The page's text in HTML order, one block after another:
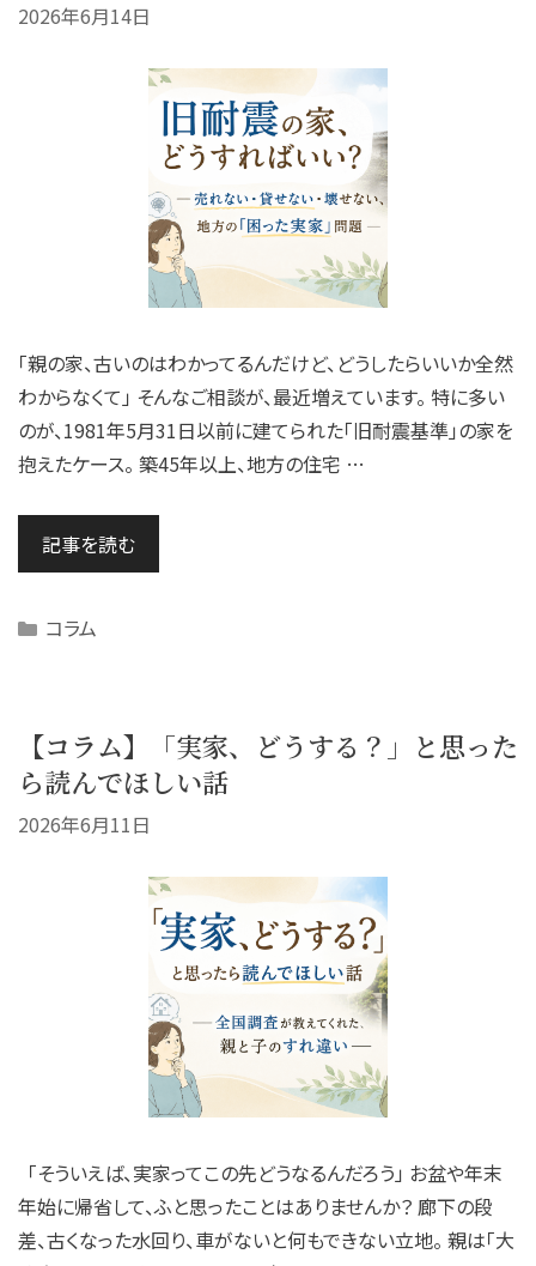
2026年6月14日
「親の家、古いのはわかってるんだけど、どうしたらいいか全然
わからなくて」 そんなご相談が、最近増えています。 特に多い
のが、1981年5月31日以前に建てられた「旧耐震基準」の家を
抱えたケース。 築45年以上、地方の住宅 …
記事を読む
Categories
コラム
【コラム】「実家、どうする？」と思った
ら読んでほしい話
2026年6月11日
「そういえば、実家ってこの先どうなるんだろう」 お盆や年末
年始に帰省して、ふと思ったことはありませんか？ 廊下の段
差、古くなった水回り、車がないと何もできない立地。 親は「大